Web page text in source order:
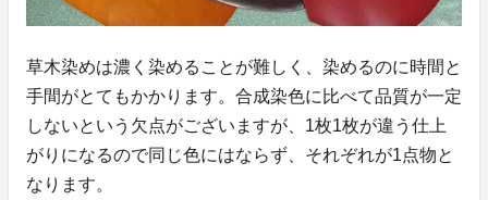
草木染めは濃く染めることが難しく、染めるのに時間と
手間がとてもかかります。合成染色に比べて品質が一定
しないという欠点がございますが、1枚1枚が違う仕上
がりになるので同じ色にはならず、それぞれが1点物と
なります。